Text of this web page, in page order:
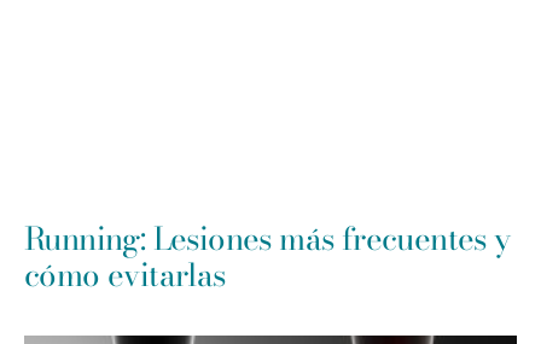
Running: Lesiones más frecuentes y
cómo evitarlas